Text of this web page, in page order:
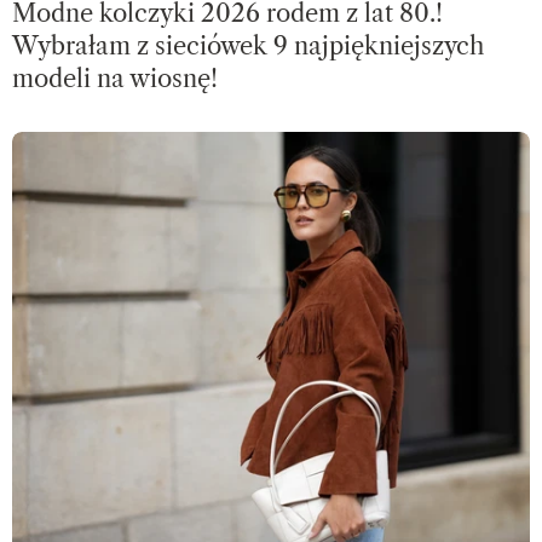
Modne kolczyki 2026 rodem z lat 80.!
Wybrałam z sieciówek 9 najpiękniejszych
modeli na wiosnę!